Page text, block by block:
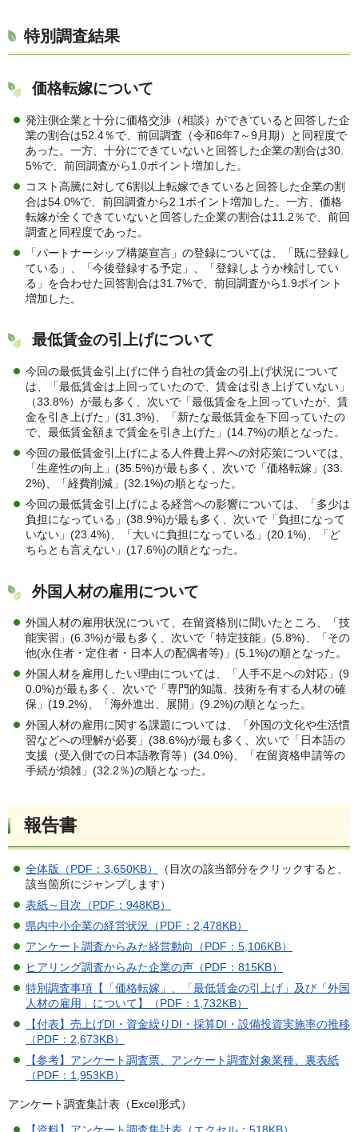
特別調査結果
価格転嫁について
発注側企業と十分に価格交渉（相談）ができていると回答した企
業の割合は52.4％で、前回調査（令和6年7～9月期）と同程度で
あった。一方、十分にできていないと回答した企業の割合は30.
5%で、前回調査から1.0ポイント増加した。
コスト高騰に対して6割以上転嫁できていると回答した企業の割
合は54.0%で、前回調査から2.1ポイント増加した。一方、価格
転嫁が全くできていないと回答した企業の割合は11.2％で、前回
調査と同程度であった。
「パートナーシップ構築宣言」の登録については、「既に登録し
ている」、「今後登録する予定」、「登録しようか検討してい
る」を合わせた回答割合は31.7%で、前回調査から1.9ポイント
増加した。
最低賃金の引上げについて
今回の最低賃金引上げに伴う自社の賃金の引上げ状況について
は、「最低賃金は上回っていたので、賃金は引き上げていない」
（33.8%）が最も多く、次いで「最低賃金を上回っていたが、賃
金を引き上げた」(31.3%)、「新たな最低賃金を下回っていたの
で、最低賃金額まで賃金を引き上げた」(14.7%)の順となった。
今回の最低賃金引上げによる人件費上昇への対応策については、
「生産性の向上」(35.5%)が最も多く、次いで「価格転嫁」(33.
2%)、「経費削減」(32.1%)の順となった。
今回の最低賃金引上げによる経営への影響については、「多少は
負担になっている」(38.9%)が最も多く、次いで「負担になって
いない」(23.4%)、「大いに負担になっている」(20.1%)、「ど
ちらとも言えない」(17.6%)の順となった。
外国人材の雇用について
外国人材の雇用状況について、在留資格別に聞いたところ、「技
能実習」(6.3%)が最も多く、次いで「特定技能」(5.8%)、「その
他(永住者・定住者・日本人の配偶者等)」(5.1%)の順となった。
外国人材を雇用したい理由については、「人手不足への対応」(9
0.0%)が最も多く、次いで「専門的知識、技術を有する人材の確
保」(19.2%)、「海外進出、展開」(9.2%)の順となった。
外国人材の雇用に関する課題については、「外国の文化や生活慣
習などへの理解が必要」(38.6%)が最も多く、次いで「日本語の
支援（受入側での日本語教育等）(34.0%)、「在留資格申請等の
手続が煩雑」(32.2％)の順となった。
報告書
全体版（PDF：3,650KB）
（目次の該当部分をクリックすると、
該当箇所にジャンプします）
表紙～目次（PDF：948KB）
県内中小企業の経営状況（PDF：2,478KB）
アンケート調査からみた経営動向（PDF：5,106KB）
ヒアリング調査からみた企業の声（PDF：815KB）
特別調査事項【「価格転嫁」、「最低賃金の引上げ」及び「外国
人材の雇用」について】（PDF：1,732KB）
【付表】売上げDI・資金繰りDI・採算DI・設備投資実施率の推移
（PDF：2,673KB）
【参考】アンケート調査票、アンケート調査対象業種、裏表紙
（PDF：1,953KB）
アンケート調査集計表（Excel形式）
【資料】アンケート調査集計表（エクセル：518KB）